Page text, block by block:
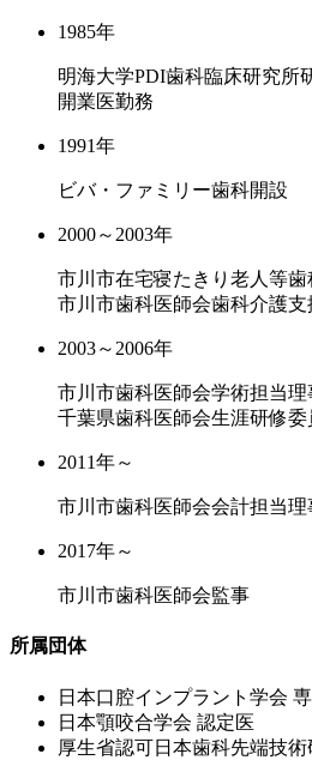
1985年
明海大学PDI歯科臨床研究所
開業医勤務
1991年
ビバ・ファミリー歯科開設
2000～2003年
市川市在宅寝たきり老人等
市川市歯科医師会歯科介護
2003～2006年
市川市歯科医師会学術担当理
千葉県歯科医師会生涯研修委
2011年～
市川市歯科医師会会計担当理
2017年～
市川市歯科医師会監事
所属団体
⽇本⼝腔インプラント学会
⽇本顎咬合学会 認定医
厚⽣省認可⽇本⻭科先端技